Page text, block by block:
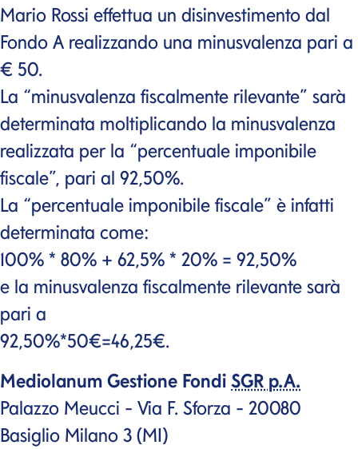
Mario Rossi effettua un disinvestimento dal
Fondo A realizzando una minusvalenza pari a
€ 50.
La “minusvalenza fiscalmente rilevante” sarà
determinata moltiplicando la minusvalenza
realizzata per la “percentuale imponibile
fiscale”, pari al 92,50%.
La “percentuale imponibile fiscale” è infatti
determinata come:
100% * 80% + 62,5% * 20% = 92,50%
e la minusvalenza fiscalmente rilevante sarà
pari a
92,50%*50€=46,25€.
Mediolanum Gestione Fondi SGR p.A.
Palazzo Meucci - Via F. Sforza - 20080
Basiglio Milano 3 (MI)